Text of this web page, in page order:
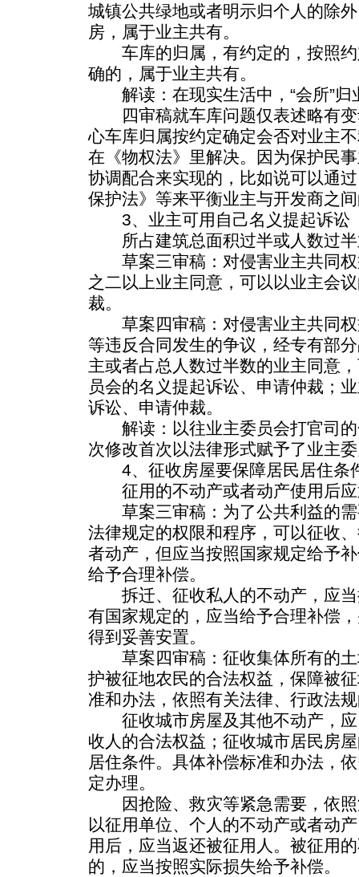
城镇公共绿地或者明示归个人的除
房，属于业主共有。
车库的归属，有约定的，按照约
确的，属于业主共有。
解读：在现实生活中，“会所”归
四审稿就车库问题仅表述略有变
心车库归属按约定确定会否对业主
在《物权法》里解决。因为保护民
协调配合来实现的，比如说可以通
保护法》等来平衡业主与开发商之
3、业主可用自己名义提起诉讼
所占建筑总面积过半或人数过半
草案三审稿：对侵害业主共同权
之二以上业主同意，可以以业主会
裁。
草案四审稿：对侵害业主共同权
等违反合同发生的争议，经专有部
主或者占总人数过半数的业主同意
员会的名义提起诉讼、申请仲裁；
诉讼、申请仲裁。
解读：以往业主委员会打官司的
次修改首次以法律形式赋予了业主
4、征收房屋要保障居民居住条
征用的不动产或者动产使用后应
草案三审稿：为了公共利益的需
法律规定的权限和程序，可以征收
者动产，但应当按照国家规定给予
给予合理补偿。
拆迁、征收私人的不动产，应当
有国家规定的，应当给予合理补偿
得到妥善安置。
草案四审稿：征收集体所有的土
护被征地农民的合法权益，保障被
准和办法，依照有关法律、行政法
征收城市房屋及其他不动产，应
收人的合法权益；征收城市居民房
居住条件。具体补偿标准和办法，
定办理。
因抢险、救灾等紧急需要，依照
以征用单位、个人的不动产或者动
用后，应当返还被征用人。被征用
的，应当按照实际损失给予补偿。